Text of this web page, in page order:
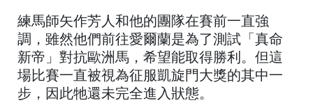
練馬師矢作芳人和他的團隊在賽前一直強
調，雖然他們前往愛爾蘭是為了測試「真命
新帝」對抗歐洲馬，希望能取得勝利。但這
場比賽一直被視為征服凱旋門大獎的其中一
步，因此牠還未完全進入狀態。